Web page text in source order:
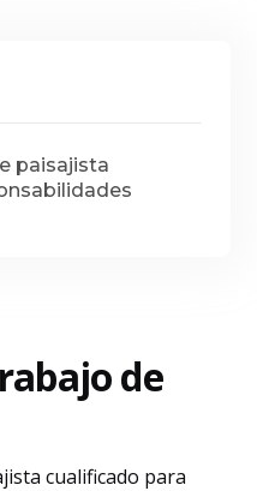
paisajista
de
cualificado para